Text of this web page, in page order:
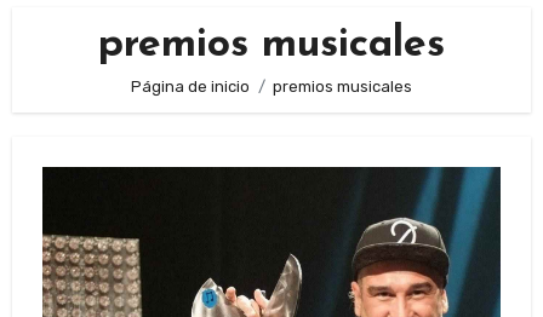
premios musicales
Página de inicio premios musicales